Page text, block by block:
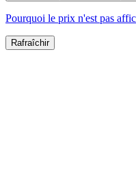
Pourquoi le prix n'est pas